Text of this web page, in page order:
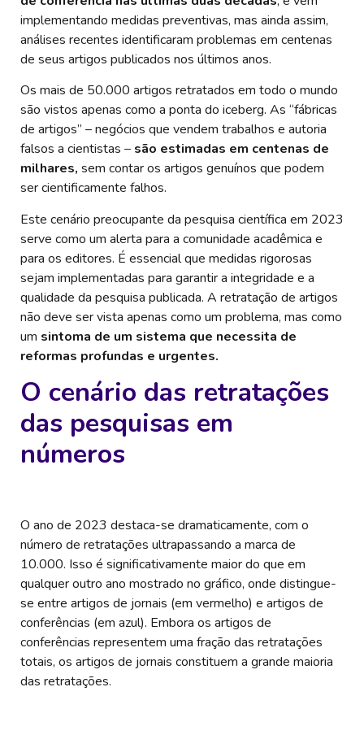
implementando medidas preventivas, mas ainda assim,
análises recentes identificaram problemas em centenas
de seus artigos publicados nos últimos anos.
Os mais de 50.000 artigos retratados em todo o mundo
são vistos apenas como a ponta do iceberg. As “fábricas
de artigos” – negócios que vendem trabalhos e autoria
falsos a cientistas – são estimadas em centenas de
milhares, sem contar os artigos genuínos que podem
ser cientificamente falhos.
Este cenário preocupante da pesquisa científica em 2023
serve como um alerta para a comunidade acadêmica e
para os editores. É essencial que medidas rigorosas
sejam implementadas para garantir a integridade e a
qualidade da pesquisa publicada. A retratação de artigos
não deve ser vista apenas como um problema, mas como
um sintoma de um sistema que necessita de
reformas profundas e urgentes.
O cenário das retratações
das pesquisas em
números
O ano de 2023 destaca-se dramaticamente, com o
número de retratações ultrapassando a marca de
10.000. Isso é significativamente maior do que em
qualquer outro ano mostrado no gráfico, onde distingue-
se entre artigos de jornais (em vermelho) e artigos de
conferências (em azul). Embora os artigos de
conferências representem uma fração das retratações
totais, os artigos de jornais constituem a grande maioria
das retratações.